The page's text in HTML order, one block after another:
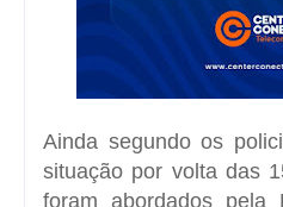
Ainda segundo os
situação por volta das
foram abordados pela